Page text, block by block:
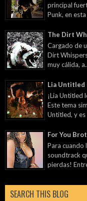
principal
Punk, en
The Dirt
Cargado de
Dirt
muy cálida,
Lia Untitled
¡Lia Untitled
Este tema
Untitled, y es
For You
Para cuando
soundtrack
pierdas!
SEARCH THIS BLOG